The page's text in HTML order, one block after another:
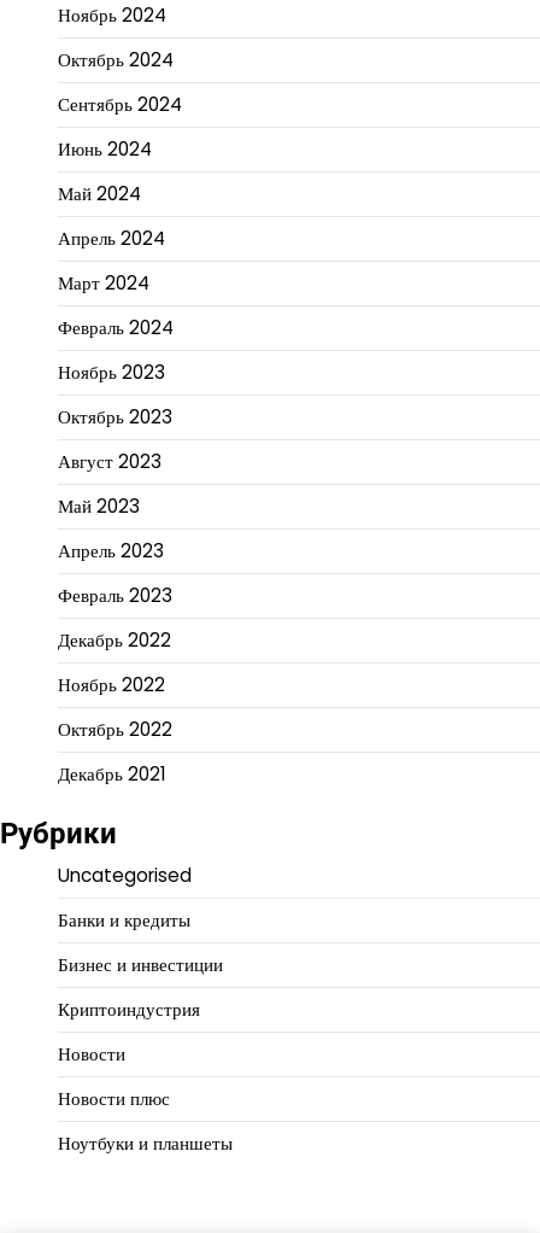
Ноябрь 2024
Октябрь 2024
Сентябрь 2024
Июнь 2024
Май 2024
Апрель 2024
Март 2024
Февраль 2024
Ноябрь 2023
Октябрь 2023
Август 2023
Май 2023
Апрель 2023
Февраль 2023
Декабрь 2022
Ноябрь 2022
Октябрь 2022
Декабрь 2021
Рубрики
Uncategorised
Банки и кредиты
Бизнес и инвестиции
Криптоиндустрия
Новости
Новости плюс
Ноутбуки и планшеты